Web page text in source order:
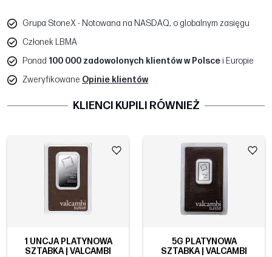
Grupa StoneX - Notowana na NASDAQ, o globalnym zasięgu
Członek LBMA
Ponad 100 000 zadowolonych klientów w Polscei Europie
Zweryfikowane Opinie klientów
KLIENCI KUPILI RÓWNIEŻ
1 UNCJA PLATYNOWA
SZTABKA | VALCAMBI
5G PLATYNOWA
SZTABKA | VALCAMBI